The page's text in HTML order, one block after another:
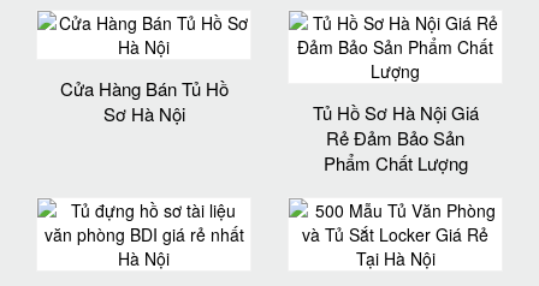
Cửa Hàng Bán Tủ Hồ
Sơ Hà Nội
Tủ Hồ Sơ Hà Nội Giá
Rẻ Đảm Bảo Sản
Phẩm Chất Lượng‎